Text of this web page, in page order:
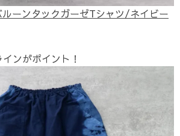
ーンタックガーゼTシャツ/ネイビー
ンがポイント！